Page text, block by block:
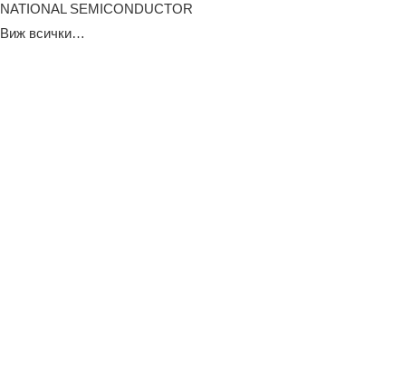
NATIONAL SEMICONDUCTOR
Виж всички…